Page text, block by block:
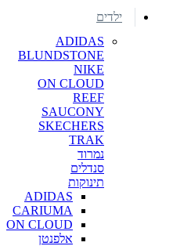
ילדים
ADIDAS
BLUNDSTONE
NIKE
ON CLOUD
REEF
SAUCONY
SKECHERS
TRAK
נמרוד
סנדלים
תינוקות
ADIDAS
CARIUMA
ON CLOUD
אלפנטן